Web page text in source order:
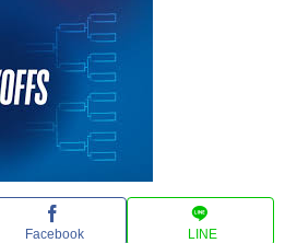
Facebook LINE